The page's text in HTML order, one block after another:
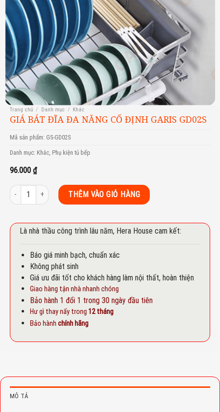
Trang chủ / Danh mục / Khác
GIÁ BÁT ĐĨA ĐA NĂNG CỐ ĐỊNH GARIS GD02S
Mã sản phẩm: GS-GD02S
Danh mục: Khác, Phụ kiện tủ bếp
96.000 ₫
GIÁ BÁT ĐĨA ĐA NĂNG CỐ ĐỊNH GARIS GD02S số lượng
THÊM VÀO GIỎ HÀNG
Là nhà thầu công trình lâu năm, Hera House cam kết:
Báo giá minh bạch, chuẩn xác
Không phát sinh
Giá ưu đãi tốt cho khách hàng làm nội thất, hoàn thiện
Giao hàng tận nhà nhanh chóng
Bảo hành 1 đổi 1 trong 30 ngày đầu tiên
Hư gì thay nấy trong 12 tháng
Bảo hành chính hãng
MÔ TẢ